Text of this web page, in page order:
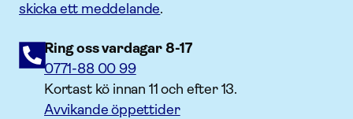
skicka ett meddelande.
Ring oss vardagar 8-17
0771-88 00 99
Kortast kö innan 11 och efter 13.
Avvikande öppettider